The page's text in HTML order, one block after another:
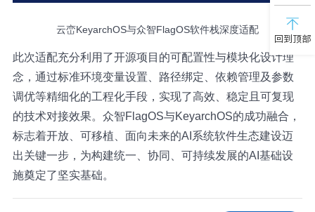
云峦KeyarchOS与众智FlagOS软件栈深度适配
此次适配充分利用了开源项目的可配置性与模块化设计理
念，通过标准环境变量设置、路径绑定、依赖管理及参数
调优等精细化的工程化手段，实现了高效、稳定且可复现
的技术对接效果。众智FlagOS与KeyarchOS的成功融合，
标志着开放、可移植、面向未来的AI系统软件生态建设迈
出关键一步，为构建统一、协同、可持续发展的AI基础设
施奠定了坚实基础。
回到顶部